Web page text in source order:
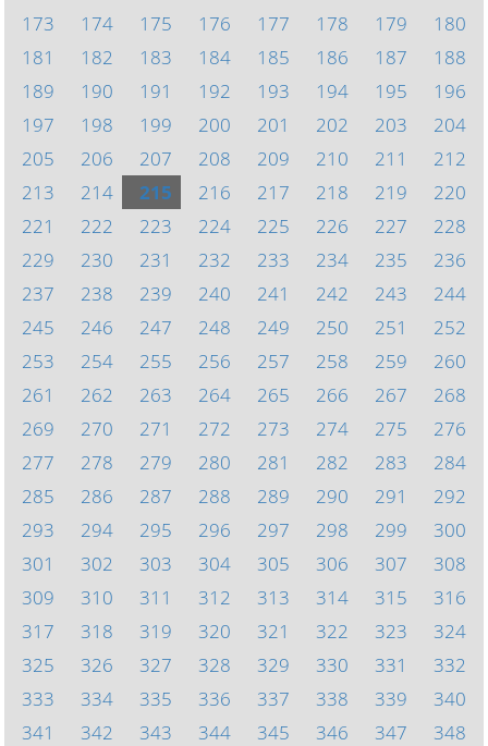
173
174 175 176 177 178 179
180
181
182 183 184 185 186 187
188
189
190 191 192 193 194 195
196
197
198 199 200 201 202 203
204
205
206 207 208 209 210 211
212
213
214 215 216 217 218 219
220
221
222 223 224 225 226 227
228
229
230 231 232 233 234 235
236
237
238 239 240 241 242 243
244
245
246 247 248 249 250 251
252
253
254 255 256 257 258 259
260
261
262 263 264 265 266 267
268
269
270 271 272 273 274 275
276
277
278 279 280 281 282 283
284
285
286 287 288 289 290 291
292
293
294 295 296 297 298 299
300
301
302 303 304 305 306 307
308
309
310 311 312 313 314 315
316
317
318 319 320 321 322 323
324
325
326 327 328 329 330 331
332
333
334 335 336 337 338 339
340
341
342 343 344 345 346 347 348